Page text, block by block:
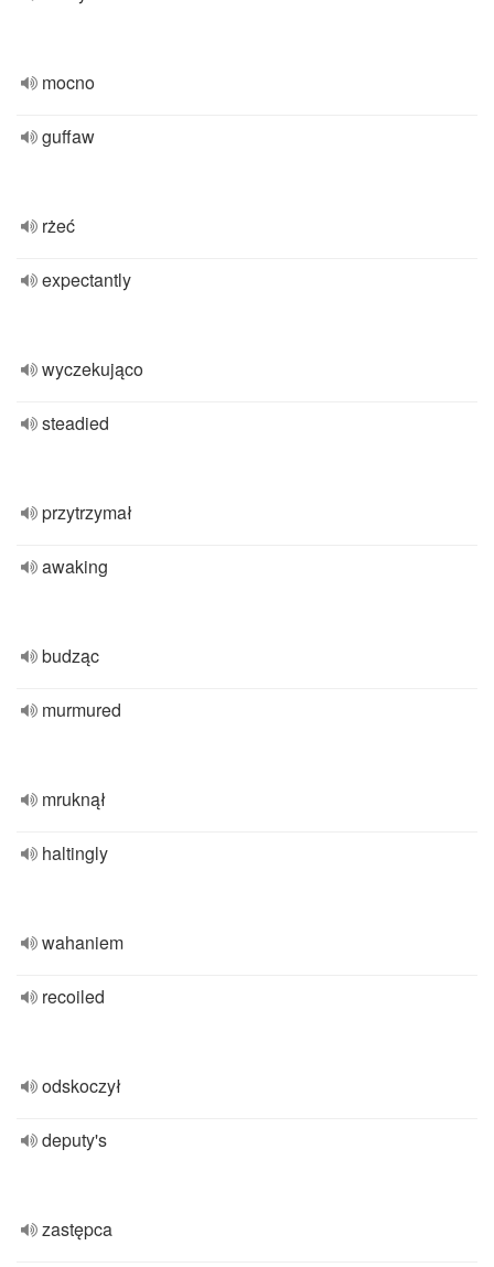
mocno
guffaw
rżeć
expectantly
wyczekująco
steadied
przytrzymał
awaking
budząc
murmured
mruknął
haltingly
wahaniem
recoiled
odskoczył
deputy's
zastępca